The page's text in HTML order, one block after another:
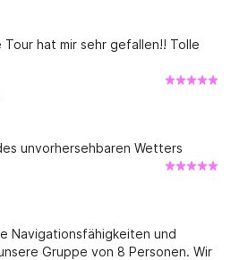
hat mir sehr gefallen!! Tolle
unvorhersehbaren Wetters
Navigationsfähigkeiten und
Gruppe von 8 Personen. Wir